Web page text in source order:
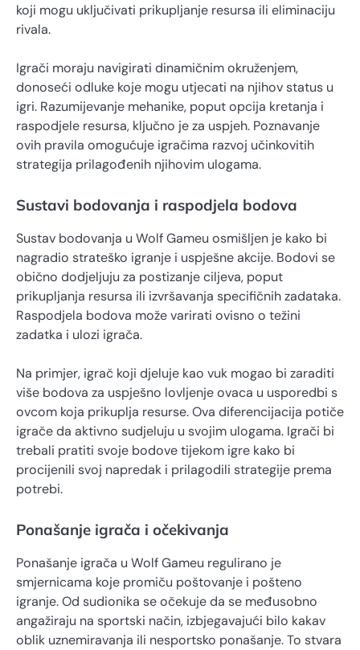
koji mogu uključivati prikupljanje resursa ili eliminaciju
rivala.
Igrači moraju navigirati dinamičnim okruženjem,
donoseći odluke koje mogu utjecati na njihov status u
igri. Razumijevanje mehanike, poput opcija kretanja i
raspodjele resursa, ključno je za uspjeh. Poznavanje
ovih pravila omogućuje igračima razvoj učinkovitih
strategija prilagođenih njihovim ulogama.
Sustavi bodovanja i raspodjela bodova
Sustav bodovanja u Wolf Gameu osmišljen je kako bi
nagradio strateško igranje i uspješne akcije. Bodovi se
obično dodjeljuju za postizanje ciljeva, poput
prikupljanja resursa ili izvršavanja specifičnih zadataka.
Raspodjela bodova može varirati ovisno o težini
zadatka i ulozi igrača.
Na primjer, igrač koji djeluje kao vuk mogao bi zaraditi
više bodova za uspješno lovljenje ovaca u usporedbi s
ovcom koja prikuplja resurse. Ova diferencijacija potiče
igrače da aktivno sudjeluju u svojim ulogama. Igrači bi
trebali pratiti svoje bodove tijekom igre kako bi
procijenili svoj napredak i prilagodili strategije prema
potrebi.
Ponašanje igrača i očekivanja
Ponašanje igrača u Wolf Gameu regulirano je
smjernicama koje promiču poštovanje i pošteno
igranje. Od sudionika se očekuje da se međusobno
angažiraju na sportski način, izbjegavajući bilo kakav
oblik uznemiravanja ili nesportsko ponašanje. To stvara